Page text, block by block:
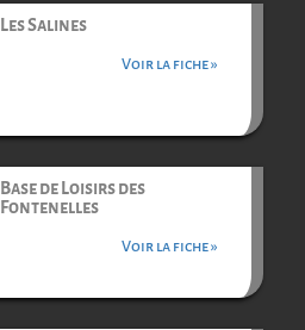
Les Salines
Voir la fiche »
Base de Loisirs des
Fontenelles
Voir la fiche »